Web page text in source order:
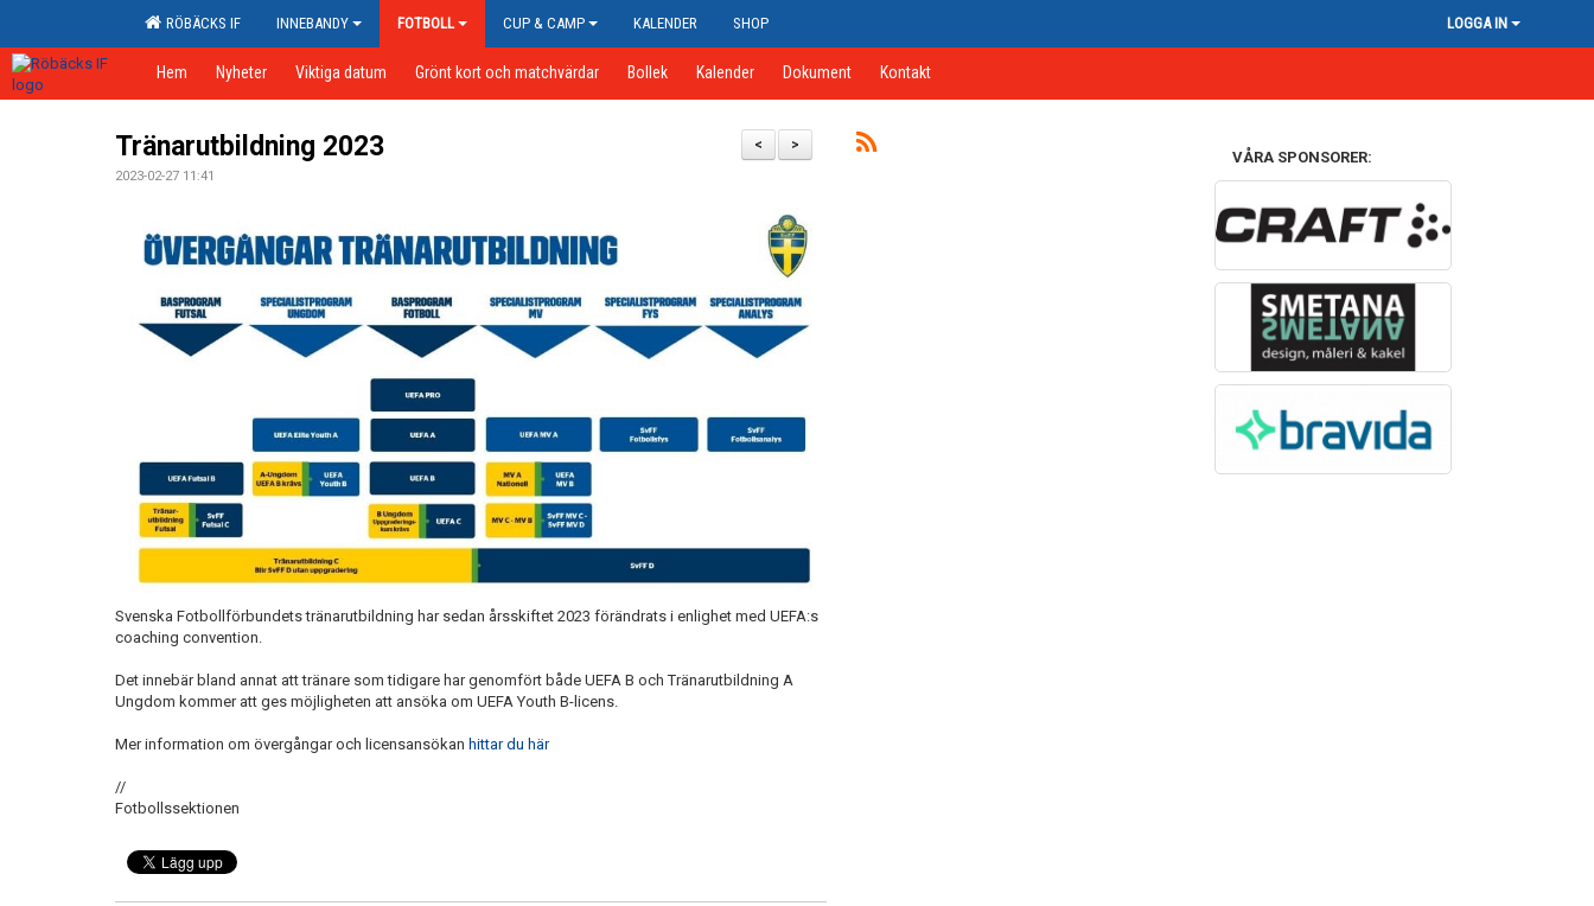
RÖBÄCKS IF INNEBANDY FOTBOLL CUP & CAMP KALENDER SHOP LOGGA IN
Hem Nyheter Viktiga datum Grönt kort och matchvärdar Bollek Kalender Dokument Kontakt
>
<
Tränarutbildning 2023
2023-02-27 11:41
Svenska Fotbollförbundets tränarutbildning har sedan årsskiftet 2023 förändrats i enlighet med UEFA:s
coaching convention.
Det innebär bland annat att tränare som tidigare har genomfört både UEFA B och Tränarutbildning A
Ungdom kommer att ges möjligheten att ansöka om UEFA Youth B-licens.
Mer information om övergångar och licensansökan hittar du här
//
Fotbollssektionen
VÅRA SPONSORER: